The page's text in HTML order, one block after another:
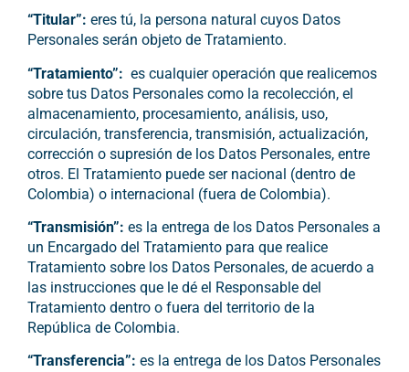
“Titular”: eres tú, la persona natural cuyos Datos
Personales serán objeto de Tratamiento.
“Tratamiento”: es cualquier operación que realicemos
sobre tus Datos Personales como la recolección, el
almacenamiento, procesamiento, análisis, uso,
circulación, transferencia, transmisión, actualización,
corrección o supresión de los Datos Personales, entre
otros. El Tratamiento puede ser nacional (dentro de
Colombia) o internacional (fuera de Colombia).
“Transmisión”: es la entrega de los Datos Personales a
un Encargado del Tratamiento para que realice
Tratamiento sobre los Datos Personales, de acuerdo a
las instrucciones que le dé el Responsable del
Tratamiento dentro o fuera del territorio de la
República de Colombia.
“Transferencia”: es la entrega de los Datos Personales